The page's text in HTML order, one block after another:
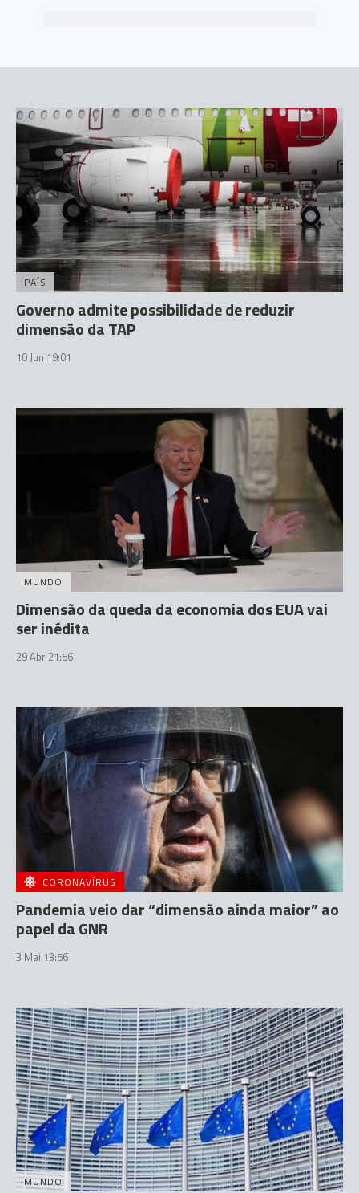
PAÍS
Governo admite possibilidade de reduzir
dimensão da TAP
10 Jun 19:01
MUNDO
Dimensão da queda da economia dos EUA vai
ser inédita
29 Abr 21:56
CORONAVÍRUS
Pandemia veio dar “dimensão ainda maior” ao
papel da GNR
3 Mai 13:56
MUNDO